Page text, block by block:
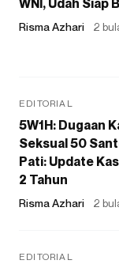
WNI, Udah Siap
Risma Azhari 2
EDITORIAL
5W1H: Dugaan
Seksual 50
Pati: Update
2 Tahun
Risma Azhari 2
EDITORIAL